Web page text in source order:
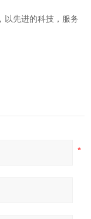
以先进的科技，服务